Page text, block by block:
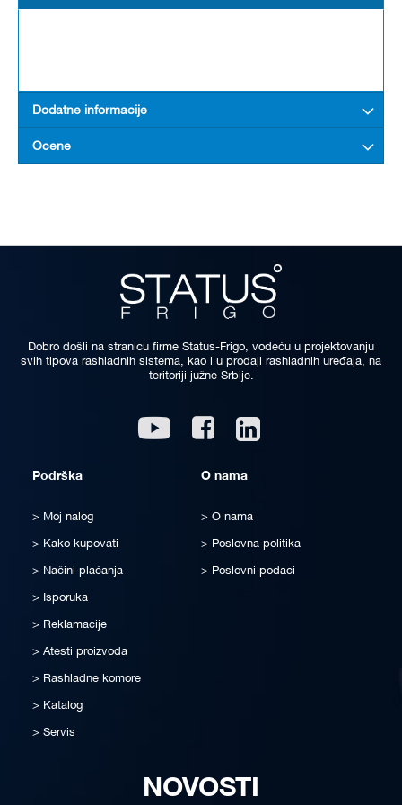
Dodatne informacije
Ocene
Dobro došli na stranicu firme Status-Frigo, vodeću u projektovanju
svih tipova rashladnih sistema, kao i u prodaji rashladnih uređaja, na
teritoriji južne Srbije.
Youtube Facebook
Podrška
Moj nalog
Kako kupovati
Načini plaćanja
Isporuka
Reklamacije
Atesti proizvoda
Rashladne komore
Katalog
Servis
O nama
O nama
Poslovna politika
Poslovni podaci
NOVOSTI